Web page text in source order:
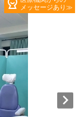
メッセージあり